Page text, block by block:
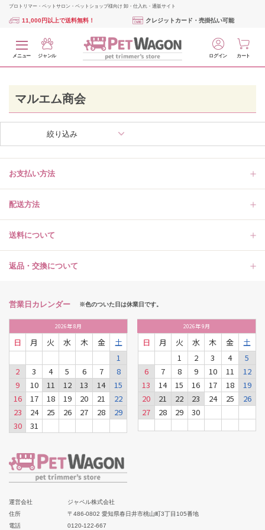
プロトリマー・ペットサロン・ペットショップ様向け 卸・仕入れ・通販サイト
11,000円以上で送料無料！ クレジットカード・売掛払い可能
メニュー ジャンル ログイン カート
マルエム商会
絞り込み
お支払い方法
配送方法
送料について
返品・交換について
営業日カレンダー ※色のついた日は休業日です。
2026年8月
日 月 火 水 木 金
土
1
2
3 4 5 6 7
8
9
10 11 12 13 14
15
16
17 18 19 20 21
22
23
24 25 26 27 28
29
30
31
2026年9月
日 月 火 水 木 金
土
1
2 3 4
5
6
7 8 9 10 11
12
13
14 15 16 17 18
19
20
21 22 23 24 25
26
27
28 29 30
運営会社
ジャペル株式会社
住所
〒486-0802 愛知県春日井市桃山町3丁目105番地
電話
0120-122-667